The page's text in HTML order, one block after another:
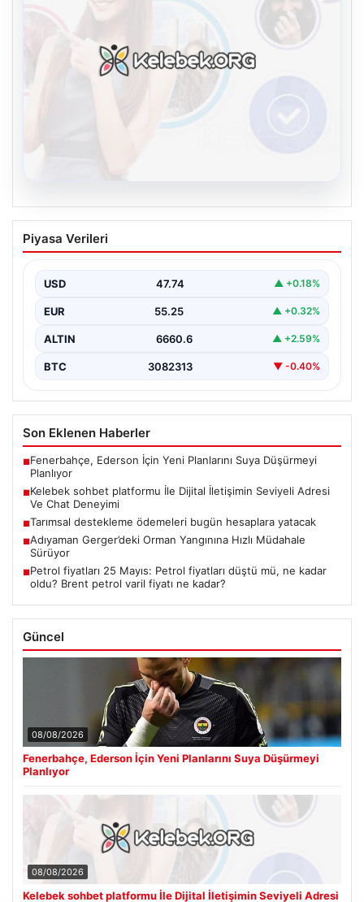
Kelebek sohbet platformu İle Dijital
İletişimin Seviyeli Adresi Ve Chat
İnternet dünyasında kullanıcıların güvenli bir şekilde
Günümüzde…
Piyasa Verileri
USD 47.74 ▲ +0.18%
EUR 55.25 ▲ +0.32%
ALTIN 6660.6 ▲ +2.59%
BTC 3082313 ▼ -0.40%
Son Eklenen Haberler
■Fenerbahçe, Ederson İçin Yeni Planlarını Suya Düşürmeyi
Planlıyor
■Kelebek sohbet platformu İle Dijital İletişimin Seviyeli Adresi
Ve Chat Deneyimi
■Tarımsal destekleme ödemeleri bugün hesaplara yatacak
■Adıyaman Gerger’deki Orman Yangınına Hızlı Müdahale
Sürüyor
■Petrol fiyatları 25 Mayıs: Petrol fiyatları düştü mü, ne kadar
oldu? Brent petrol varil fiyatı ne kadar?
Güncel
08/08/2026
Fenerbahçe, Ederson İçin Yeni Planlarını Suya Düşürmeyi
Planlıyor
08/08/2026
Kelebek sohbet platformu İle Dijital İletişimin Seviyeli Adresi